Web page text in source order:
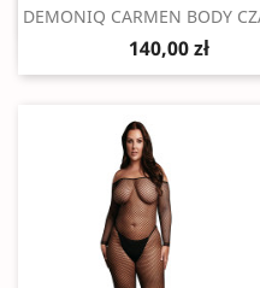
 Szybki podgląd
DEMONIQ CARMEN BODY
140,00 zł